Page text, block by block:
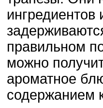
ингредиентов
правильном
можно
ароматное
содержанием